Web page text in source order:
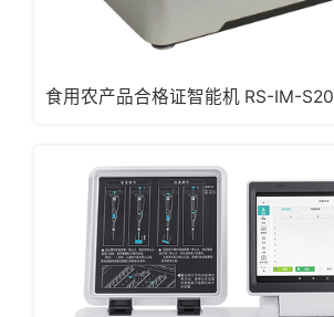
食用农产品合格证智能机 RS-IM-S20